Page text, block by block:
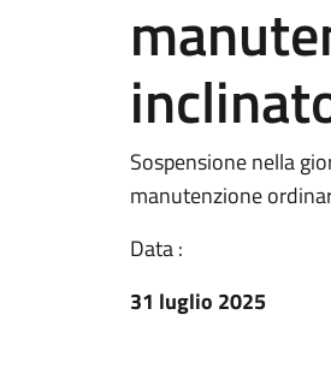
Sospensione nella
manutenzione
Data :
31 luglio 2025